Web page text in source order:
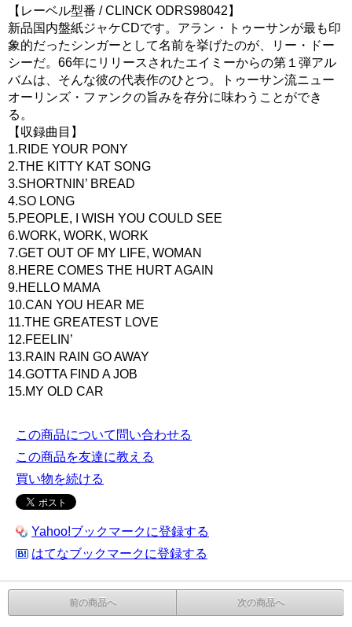
【レーベル型番 / CLINCK ODRS98042】
新品国内盤紙ジャケCDです。アラン・トゥーサンが最も印
象的だったシンガーとして名前を挙げたのが、リー・ドー
シーだ。66年にリリースされたエイミーからの第１弾アル
バムは、そんな彼の代表作のひとつ。トゥーサン流ニュー
オーリンズ・ファンクの旨みを存分に味わうことができ
る。
【収録曲目】
1.RIDE YOUR PONY
2.THE KITTY KAT SONG
3.SHORTNIN’ BREAD
4.SO LONG
5.PEOPLE, I WISH YOU COULD SEE
6.WORK, WORK, WORK
7.GET OUT OF MY LIFE, WOMAN
8.HERE COMES THE HURT AGAIN
9.HELLO MAMA
10.CAN YOU HEAR ME
11.THE GREATEST LOVE
12.FEELIN’
13.RAIN RAIN GO AWAY
14.GOTTA FIND A JOB
15.MY OLD CAR
この商品について問い合わせる
この商品を友達に教える
買い物を続ける
Yahoo!ブックマークに登録する
はてなブックマークに登録する
前の商品へ 次の商品へ